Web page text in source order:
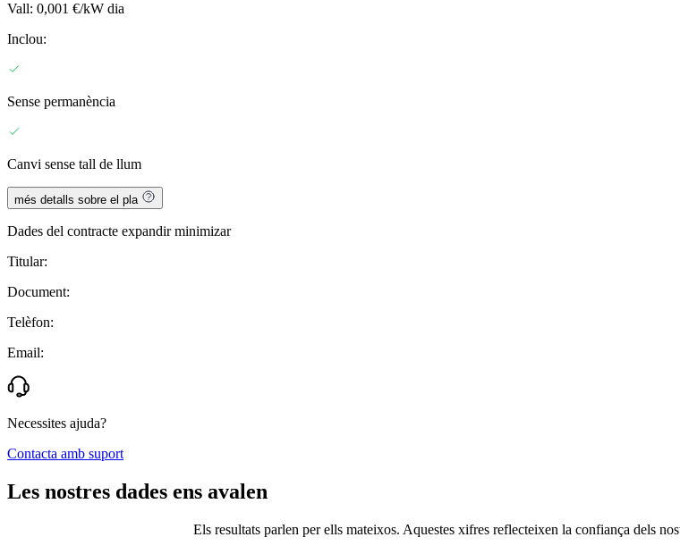
Vall: 0,001 €/kW dia
Inclou:
Sense permanència
Canvi sense tall de llum
més detalls sobre el pla
Dades del contracte expandir minimizar
Titular:
Document:
Telèfon:
Email:
Necessites ajuda?
Contacta amb suport
Les nostres dades ens avalen
Els resultats parlen per ells mateixos. Aquestes xifres reflecteixen la confiança dels